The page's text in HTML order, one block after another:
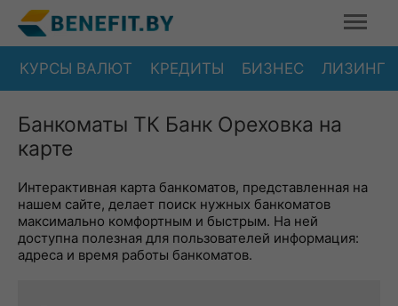
КУРСЫ ВАЛЮТ КРЕДИТЫ БИЗНЕС ЛИЗИНГ
Банкоматы ТК Банк Ореховка на
карте
Интерактивная карта банкоматов, представленная на
нашем сайте, делает поиск нужных банкоматов
максимально комфортным и быстрым. На ней
доступна полезная для пользователей информация:
адреса и время работы банкоматов.